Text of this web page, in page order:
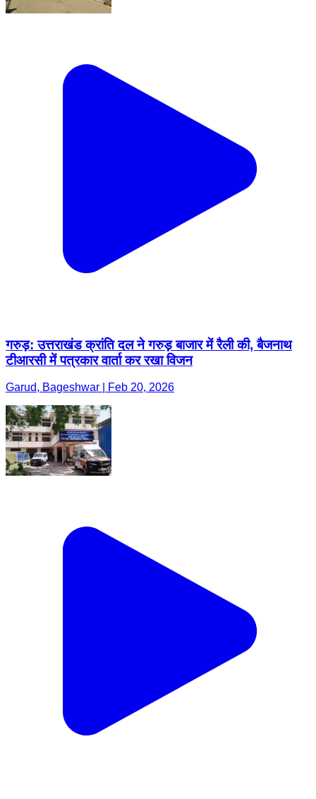
गरुड़: उत्तराखंड क्रांति दल ने गरुड़ बाजार में रैली की, बैजनाथ
टीआरसी में पत्रकार वार्ता कर रखा विजन
Garud, Bageshwar | Feb 20, 2026